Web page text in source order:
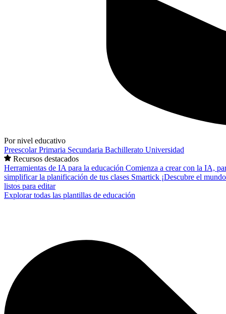
Por nivel educativo
PreescolarPrimaria Secundaria Bachillerato Universidad
Recursos destacados
Herramientas de IA para la educación Comienza a crear con la IA,
simplificar la planificación de tus clases Smartick ¡Descubre el
listos para editar
Explorar todas las plantillas de educación